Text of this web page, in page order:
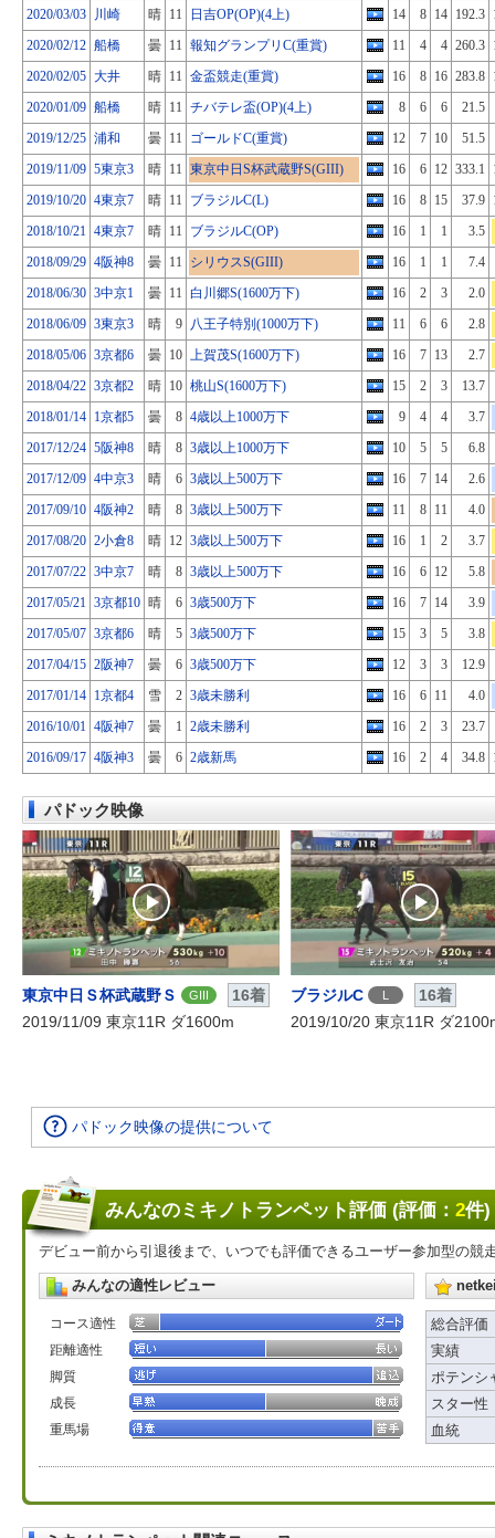
2020/03/03
川崎 晴 11 日吉OP(OP)(4上) 14 8 14 192.3
2020/02/12 船橋 曇 11 報知グランプリC(重賞) 11 4 4 260.3
2020/02/05 大井 晴 11 金盃競走(重賞) 16 8 16 283.8
2020/01/09 船橋 晴 11 チバテレ盃(OP)(4上) 8 6 6
21.5
2019/12/25 浦和 曇 11 ゴールドC(重賞) 12 7 10
51.5
2019/11/09 5東京3 晴 11 東京中日S杯武蔵野S(GIII) 16 6 12 333.1
2019/10/20 4東京7 晴 11 ブラジルC(L) 16 8 15 37.9
2018/10/21 4東京7 晴 11 ブラジルC(OP) 16 1 1
3.5
2018/09/29 4阪神8 曇 11 シリウスS(GIII) 16 1 1
7.4
2018/06/30 3中京1 曇 11 白川郷S(1600万下) 16 2 3
2.0
2018/06/09 3東京3 晴 9 八王子特別(1000万下) 11 6 6
2.8
2018/05/06 3京都6 曇 10 上賀茂S(1600万下) 16 7 13
2.7
2018/04/22 3京都2 晴 10 桃山S(1600万下) 15 2 3
13.7
2018/01/14 1京都5 曇 8 4歳以上1000万下 9 4 4
3.7
2017/12/24 5阪神8 晴 8 3歳以上1000万下 10 5 5
6.8
2017/12/09 4中京3 晴 6 3歳以上500万下 16 7 14
2.6
2017/09/10 4阪神2 晴 8 3歳以上500万下 11 8 11
4.0
2017/08/20 2小倉8 晴 12 3歳以上500万下 16 1 2
3.7
2017/07/22 3中京7 晴 8 3歳以上500万下 16 6 12
5.8
2017/05/21 3京都10 晴 6 3歳500万下 16 7 14
3.9
2017/05/07 3京都6 晴 5 3歳500万下 15 3 5
3.8
2017/04/15 2阪神7 曇 6 3歳500万下 12 3 3
12.9
2017/01/14 1京都4 雪 2 3歳未勝利 16 6 11
4.0
2016/10/01 4阪神7 曇 1 2歳未勝利 16 2 3
23.7
2016/09/17 4阪神3 曇 6 2歳新馬 16 2 4 34.8
パドック映像
東京中日Ｓ杯武蔵野Ｓ GIII
16着
2019/11/09 東京11R ダ1600m
ブラジルC L
16着
2019/10/20 東京11R ダ
パドック映像の提供について
みんなのミキノトランペット評価 (評価： 2件)
デビュー前から引退後まで、いつでも評価できるユーザー参加型の競
みんなの適性レビュー
コース適性
距離適性
脚質
成長
重馬場
総合評価
実績
ポテンシ
スター性
血統